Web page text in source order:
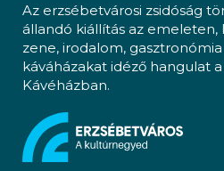
Az erzsébetvárosi zsidóság
állandó kiállítás az emeleten,
zene, irodalom,
káváházakat idéző hangulat
Kávéházban.